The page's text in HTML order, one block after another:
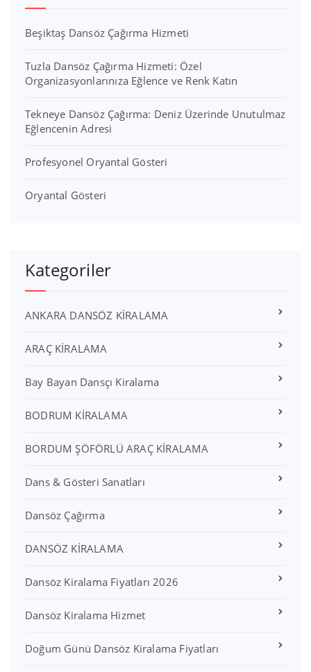
Beşiktaş Dansöz Çağırma Hizmeti
Tuzla Dansöz Çağırma Hizmeti: Özel
Organizasyonlarınıza Eğlence ve Renk Katın
Tekneye Dansöz Çağırma: Deniz Üzerinde Unutulmaz
Eğlencenin Adresi
Profesyonel Oryantal Gösteri
Oryantal Gösteri
Kategoriler
ANKARA DANSÖZ KİRALAMA
ARAÇ KİRALAMA
Bay Bayan Dansçı Kiralama
BODRUM KİRALAMA
BORDUM ŞÖFÖRLÜ ARAÇ KİRALAMA
Dans & Gösteri Sanatları
Dansöz Çağırma
DANSÖZ KİRALAMA
Dansöz Kiralama Fiyatları 2026
Dansöz Kiralama Hizmet
Doğum Günü Dansöz Kiralama Fiyatları